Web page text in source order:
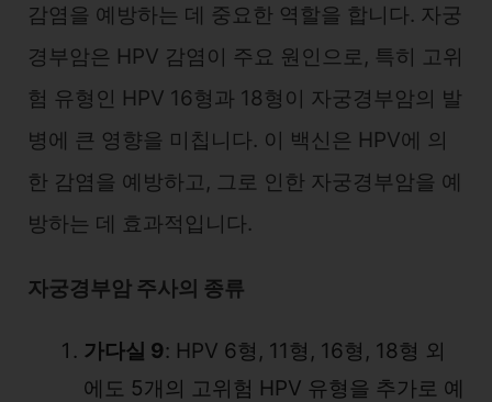
감염을 예방하는 데 중요한 역할을 합니다. 자궁
경부암은 HPV 감염이 주요 원인으로, 특히 고위
험 유형인 HPV 16형과 18형이 자궁경부암의 발
병에 큰 영향을 미칩니다. 이 백신은 HPV에 의
한 감염을 예방하고, 그로 인한 자궁경부암을 예
방하는 데 효과적입니다.
자궁경부암 주사의 종류
가다실 9: HPV 6형, 11형, 16형, 18형 외
에도 5개의 고위험 HPV 유형을 추가로 예